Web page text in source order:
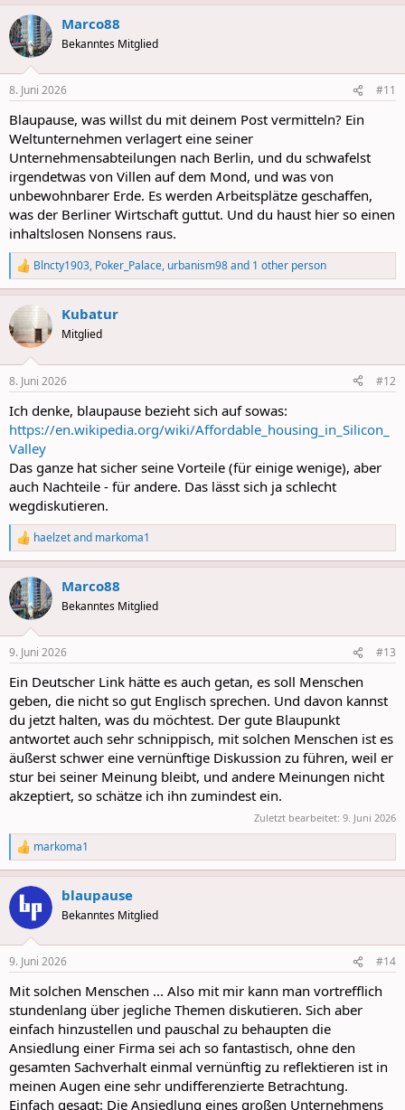
Marco88
Bekanntes Mitglied
8. Juni 2026 #11
Blaupause, was willst du mit deinem Post vermitteln? Ein
Weltunternehmen verlagert eine seiner
Unternehmensabteilungen nach Berlin, und du schwafelst
irgendetwas von Villen auf dem Mond, und was von
unbewohnbarer Erde. Es werden Arbeitsplätze geschaffen,
was der Berliner Wirtschaft guttut. Und du haust hier so einen
inhaltslosen Nonsens raus.
R
e
a
c
t
i
s
Blncty1903, Poker_Palace, urbanism98and 1 other person
Kubatur
Mitglied
8. Juni 2026 #12
Ich denke, blaupause bezieht sich auf sowas:
https://en.wikipedia.org/wiki/Affordable_housing_in_Silicon_
Valley
Das ganze hat sicher seine Vorteile (für einige wenige), aber
auch Nachteile - für andere. Das lässt sich ja schlecht
wegdiskutieren.
R
e
a
c
t
i
s
haelzetand markoma1
Marco88
Bekanntes Mitglied
9. Juni 2026 #13
Ein Deutscher Link hätte es auch getan, es soll Menschen
geben, die nicht so gut Englisch sprechen. Und davon kannst
du jetzt halten, was du möchtest. Der gute Blaupunkt
antwortet auch sehr schnippisch, mit solchen Menschen ist es
äußerst schwer eine vernünftige Diskussion zu führen, weil er
stur bei seiner Meinung bleibt, und andere Meinungen nicht
akzeptiert, so schätze ich ihn zumindest ein.
Zuletzt bearbeitet: 9. Juni 2026
R
e
a
c
t
i
s
markoma1
blaupause
Bekanntes Mitglied
9. Juni 2026 #14
Mit solchen Menschen ... Also mit mir kann man vortrefflich
stundenlang über jegliche Themen diskutieren. Sich aber
einfach hinzustellen und pauschal zu behaupten die
Ansiedlung einer Firma sei ach so fantastisch, ohne den
gesamten Sachverhalt einmal vernünftig zu reflektieren ist in
meinen Augen eine sehr undifferenzierte Betrachtung.
Einfach gesagt: Die Ansiedlung eines großen Unternehmens